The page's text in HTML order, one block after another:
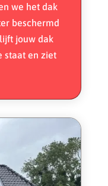
we het dak
beschermd
jouw dak
staat en ziet